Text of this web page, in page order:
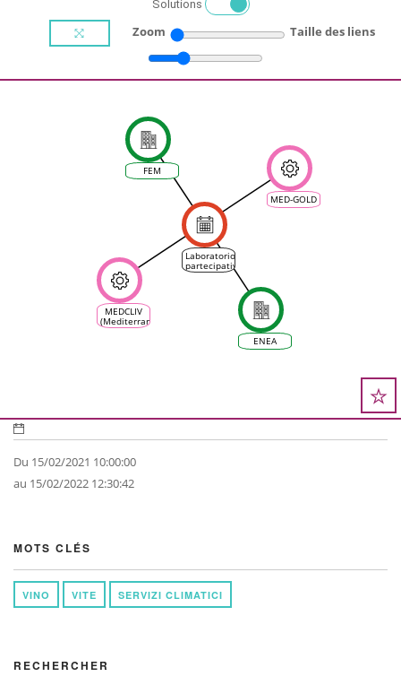
Solutions
Zoom Taille des liens
Laboratorio
partecipativo
MED-GOLD
FEM
MEDCLIV
(Mediterranean
Climate
MED-GOLD
ENEA
Du 15/02/2021 10:00:00
au 15/02/2022 12:30:42
MOTS CLÉS
VINO VITE SERVIZI CLIMATICI
RECHERCHER